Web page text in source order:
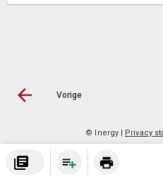
Vorige
© Inergy | Privacy
library_books print